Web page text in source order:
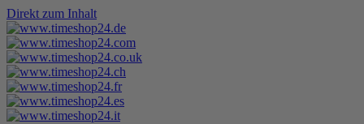
Direkt zum Inhalt